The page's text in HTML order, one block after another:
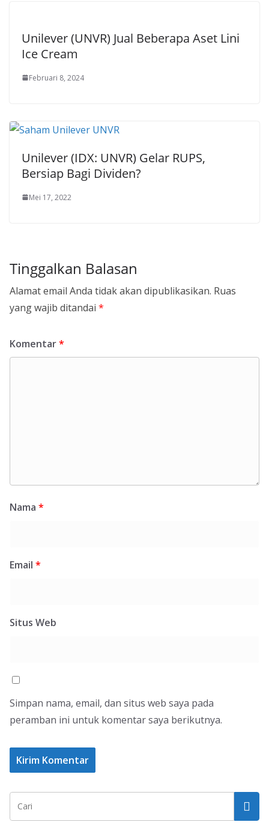
Unilever (UNVR) Jual Beberapa Aset Lini
Ice Cream
Februari 8, 2024
Unilever (IDX: UNVR) Gelar RUPS,
Bersiap Bagi Dividen?
Mei 17, 2022
Tinggalkan Balasan
Alamat email Anda tidak akan dipublikasikan. Ruas
yang wajib ditandai *
Komentar*
Nama *
Email *
Situs Web
Simpan nama, email, dan situs web saya pada
peramban ini untuk komentar saya berikutnya.